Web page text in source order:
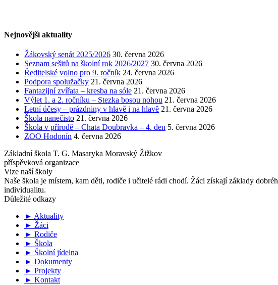
Nejnovější aktuality
Žákovský senát 2025/2026 30. června 2026
Seznam sešitů na školní rok 2026/2027 30. června 2026
Ředitelské volno pro 9. ročník 24. června 2026
Podpora spolužačky 21. června 2026
Fantazijní zvířata – kresba na sóle 21. června 2026
Výlet 1. a 2. ročníku – Stezka bosou nohou 21. června 2026
Letní účesy – prázdniny v hlavě i na hlavě 21. června 2026
Škola nanečisto 21. června 2026
Škola v přírodě – Chata Doubravka – 4. den 5. června 2026
ZOO Hodonín 4. června 2026
Základní škola T. G. Masaryka Moravský Žižkov
příspěvková organizace
Vize naší školy
Naše škola je místem, kam děti, rodiče i učitelé rádi chodí. Žáci získají základy
individualitu.
Důležité odkazy
► Aktuality
► Žáci
► Rodiče
► Škola
► Školní jídelna
► Dokumenty
► Projekty
► Kontakt